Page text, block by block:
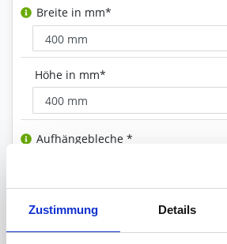
Zustimmung Details
Breite in mm*
Höhe in mm*
Aufhängebleche *
Versiegelung